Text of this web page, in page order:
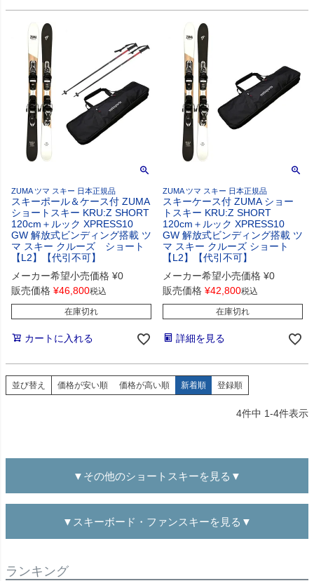
ZUMA ツマ スキー 日本正規品
スキーポール＆ケース付 ZUMA
ショートスキー KRU:Z SHORT
120cm＋ルック XPRESS10
GW 解放式ビンディング搭載 ツ
マ スキー クルーズ ショート
【L2】【代引不可】
メーカー希望小売価格 ¥0
販売価格 ¥46,800税込
在庫切れ
カートに入れる
ZUMA ツマ スキー 日本正規品
スキーケース付 ZUMA ショー
トスキー KRU:Z SHORT
120cm＋ルック XPRESS10
GW 解放式ビンディング搭載 ツ
マ スキー クルーズ ショート
【L2】【代引不可】
メーカー希望小売価格 ¥0
販売価格 ¥42,800税込
在庫切れ
詳細を見る
並び替え 価格が安い順 価格が高い順 新着順 登録順
4件中 1-4件表示
▼その他のショートスキーを見る▼
▼スキーボード・ファンスキーを見る▼
ランキング